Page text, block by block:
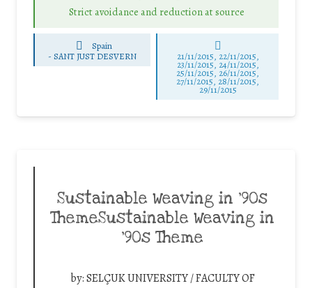
Strict avoidance and reduction at source
Spain
-SANT JUST DESVERN 21/11/2015, 22/11/2015,
23/11/2015, 24/11/2015,
25/11/2015, 26/11/2015,
27/11/2015, 28/11/2015,
29/11/2015
Sustainable Weaving in ’90s
ThemeSustainable Weaving in
’90s Theme
by:SELÇUK UNIVERSITY / FACULTY OF